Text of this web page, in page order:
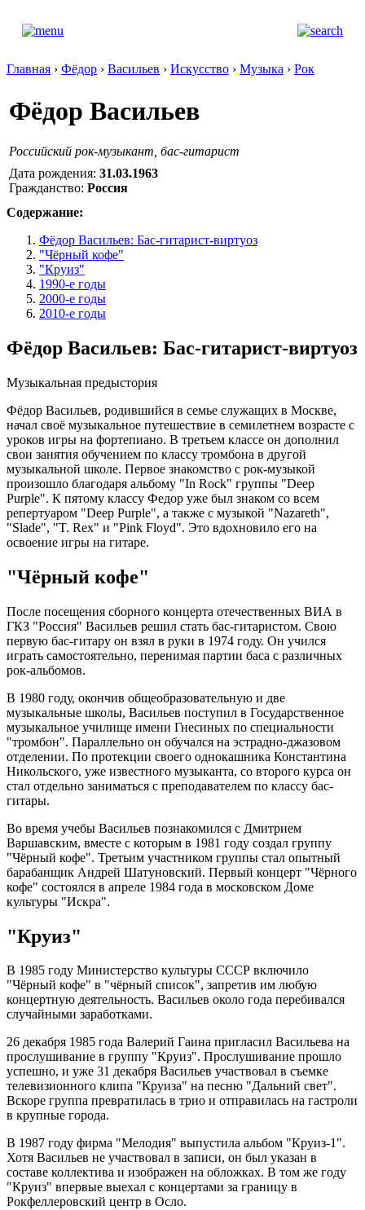
Главная › Фёдор › Васильев › Искусство › Музыка › Рок
Фёдор Васильев
Российский рок-музыкант, бас-гитарист
Дата рождения: 31.03.1963
Гражданство: Россия
Содержание:
Фёдор Васильев: Бас-гитарист-виртуоз
"Чёрный кофе"
"Круиз"
1990-е годы
2000-е годы
2010-е годы
Фёдор Васильев: Бас-гитарист-виртуоз
Музыкальная предыстория
Фёдор Васильев, родившийся в семье служащих в Москве,
начал своё музыкальное путешествие в семилетнем возрасте с
уроков игры на фортепиано. В третьем классе он дополнил
свои занятия обучением по классу тромбона в другой
музыкальной школе. Первое знакомство с рок-музыкой
произошло благодаря альбому "In Rock" группы "Deep
Purple". К пятому классу Федор уже был знаком со всем
репертуаром "Deep Purple", а также с музыкой "Nazareth",
"Slade", "T. Rex" и "Pink Floyd". Это вдохновило его на
освоение игры на гитаре.
"Чёрный кофе"
После посещения сборного концерта отечественных ВИА в
ГКЗ "Россия" Васильев решил стать бас-гитаристом. Свою
первую бас-гитару он взял в руки в 1974 году. Он учился
играть самостоятельно, перенимая партии баса с различных
рок-альбомов.
В 1980 году, окончив общеобразовательную и две
музыкальные школы, Васильев поступил в Государственное
музыкальное училище имени Гнесиных по специальности
"тромбон". Параллельно он обучался на эстрадно-джазовом
отделении. По протекции своего однокашника Константина
Никольского, уже известного музыканта, со второго курса он
стал отдельно заниматься с преподавателем по классу бас-
гитары.
Во время учебы Васильев познакомился с Дмитрием
Варшавским, вместе с которым в 1981 году создал группу
"Чёрный кофе". Третьим участником группы стал опытный
барабанщик Андрей Шатуновский. Первый концерт "Чёрного
кофе" состоялся в апреле 1984 года в московском Доме
культуры "Искра".
"Круиз"
В 1985 году Министерство культуры СССР включило
"Чёрный кофе" в "чёрный список", запретив им любую
концертную деятельность. Васильев около года перебивался
случайными заработками.
26 декабря 1985 года Валерий Гаина пригласил Васильева на
прослушивание в группу "Круиз". Прослушивание прошло
успешно, и уже 31 декабря Васильев участвовал в съемке
телевизионного клипа "Круиза" на песню "Дальний свет".
Вскоре группа превратилась в трио и отправилась на гастроли
в крупные города.
В 1987 году фирма "Мелодия" выпустила альбом "Круиз-1".
Хотя Васильев не участвовал в записи, он был указан в
составе коллектива и изображен на обложках. В том же году
"Круиз" впервые выехал с концертами за границу в
Рокфеллеровский центр в Осло.